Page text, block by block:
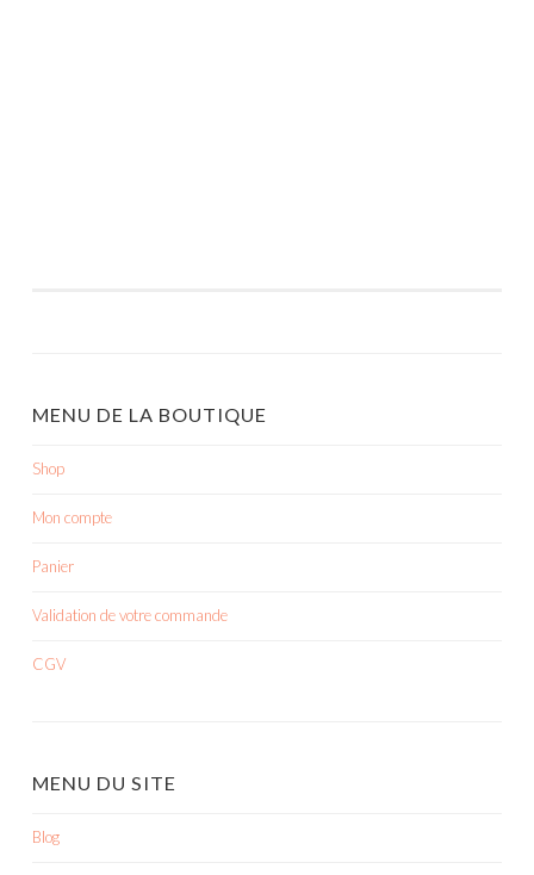
MENU DE LA BOUTIQUE
Shop
Mon compte
Panier
Validation de votre commande
CGV
MENU DU SITE
Blog